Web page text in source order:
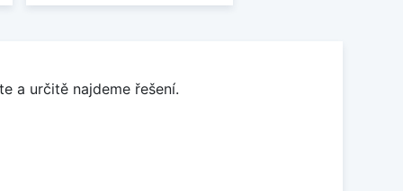
a určitě najdeme řešení.